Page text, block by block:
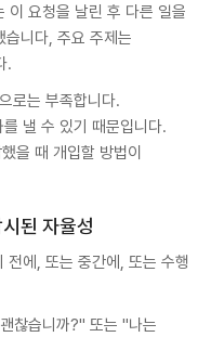
이 요청을 날린 후 다른 일을
니다, 주요 주제는
.
로는 부족합니다.
낼 수 있기 때문입니다.
을 때 개입할 방법이
된 자율성
전에, 또는 중간에, 또는 수행
찮습니까?" 또는 "나는